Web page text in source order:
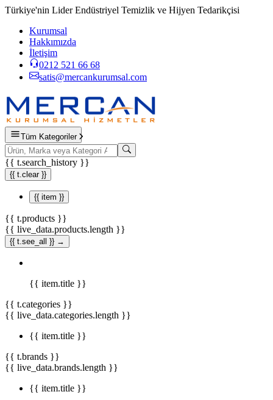
Türkiye'nin Lider Endüstriyel Temizlik ve Hijyen Tedarikçisi
Kurumsal
Hakkımızda
İletişim
0212 521 66 68
satis@mercankurumsal.com
Tüm Kategoriler
{{ t.search_history }}
{{ t.clear }}
{{ item }}
{{ t.products }}
{{ live_data.products.length }}
{{ t.see_all }} →
{{ item.title }}
{{ t.categories }}
{{ live_data.categories.length }}
{{ item.title }}
{{ t.brands }}
{{ live_data.brands.length }}
{{ item.title }}